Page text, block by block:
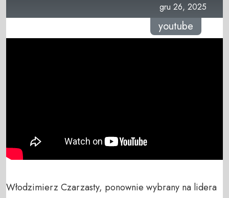
gru 26, 2025
youtube
Włodzimierz Czarzasty, ponownie wybrany na lidera